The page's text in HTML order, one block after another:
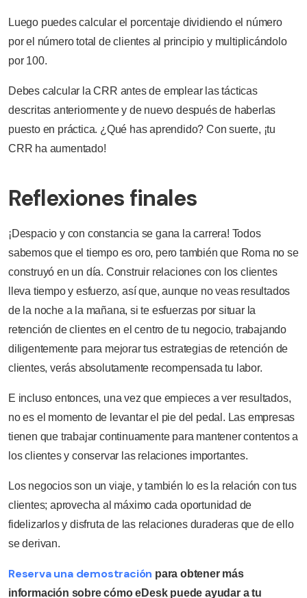
Luego puedes calcular el porcentaje dividiendo el número
por el número total de clientes al principio y multiplicándolo
por 100.
Debes calcular la CRR antes de emplear las tácticas
descritas anteriormente y de nuevo después de haberlas
puesto en práctica. ¿Qué has aprendido? Con suerte, ¡tu
CRR ha aumentado!
Reflexiones finales
¡Despacio y con constancia se gana la carrera! Todos
sabemos que el tiempo es oro, pero también que Roma no se
construyó en un día. Construir relaciones con los clientes
lleva tiempo y esfuerzo, así que, aunque no veas resultados
de la noche a la mañana, si te esfuerzas por situar la
retención de clientes en el centro de tu negocio, trabajando
diligentemente para mejorar tus estrategias de retención de
clientes, verás absolutamente recompensada tu labor.
E incluso entonces, una vez que empieces a ver resultados,
no es el momento de levantar el pie del pedal. Las empresas
tienen que trabajar continuamente para mantener contentos a
los clientes y conservar las relaciones importantes.
Los negocios son un viaje, y también lo es la relación con tus
clientes; aprovecha al máximo cada oportunidad de
fidelizarlos y disfruta de las relaciones duraderas que de ello
se derivan.
Reserva una demostración para obtener más
información sobre cómo eDesk puede ayudar a tu